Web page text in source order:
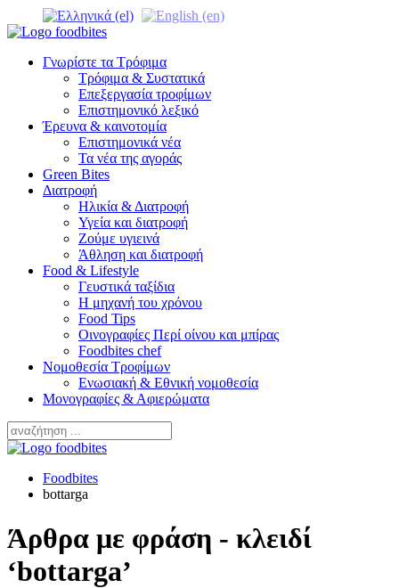
Γνωρίστε τα Τρόφιμα
Τρόφιμα & Συστατικά
Επεξεργασία τροφίμων
Επιστημονικό λεξικό
Έρευνα & καινοτομία
Επιστημονικά νέα
Τα νέα της αγοράς
Green Bites
Διατροφή
Ηλικία & Διατροφή
Υγεία και διατροφή
Ζούμε υγιεινά
Άθληση και διατροφή
Food & Lifestyle
Γευστικά ταξίδια
Η μηχανή του χρόνου
Food Tips
Οινογραφίες Περί οίνου και μπίρας
Foodbites chef
Νομοθεσία Τροφίμων
Ενωσιακή & Εθνική νομοθεσία
Μονογραφίες & Αφιερώματα
Foodbites
bottarga
Άρθρα με φράση - κλειδί
‘bottarga’